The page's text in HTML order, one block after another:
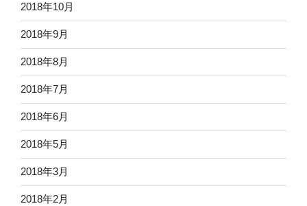
2018年10月
2018年9月
2018年8月
2018年7月
2018年6月
2018年5月
2018年3月
2018年2月